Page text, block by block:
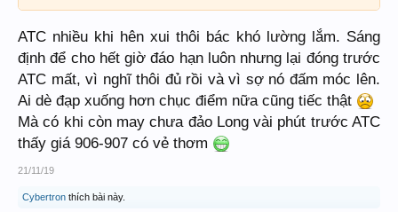
ATC nhiều khi hên xui thôi bác khó lường lắm. Sáng
định để cho hết giờ đáo hạn luôn nhưng lại đóng trước
ATC mất, vì nghĩ thôi đủ rồi và vì sợ nó đấm móc lên.
Ai dè đạp xuống hơn chục điểm nữa cũng tiếc thật
Mà có khi còn may chưa đảo Long vài phút trước ATC
thấy giá 906-907 có vẻ thơm
21/11/19
Cybertron thích bài này.